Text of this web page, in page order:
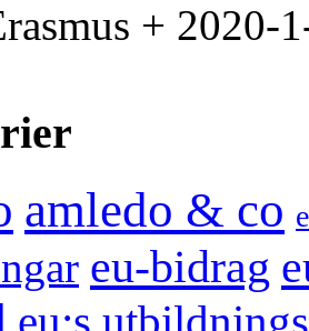
+
amledo & co
eu-bidrag
eu:s